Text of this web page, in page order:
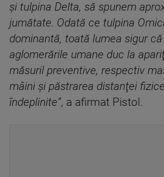
şi tulpina Delta, să spunem
jumătate. Odată ce tulpina
dominantă, toată lumea sigur
aglomerările umane duc la
măsuril preventive, respectiv
mâini şi păstrarea distanţei
îndeplinite”, a afirmat Pistol.